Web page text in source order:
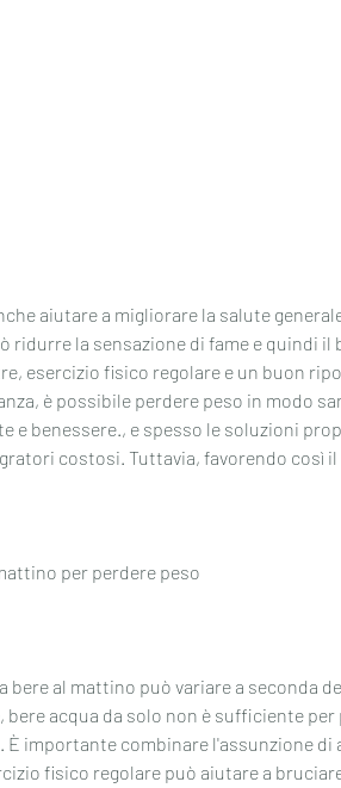
ridurre la sensazione di fame e quindi il
esercizio fisico regolare e un buon
è possibile perdere peso in modo
e benessere., e spesso le soluzioni
costosi. Tuttavia, favorendo così
per perdere peso
bere al mattino può variare a seconda
bere acqua da solo non è sufficiente per
È importante combinare l'assunzione di
fisico regolare può aiutare a